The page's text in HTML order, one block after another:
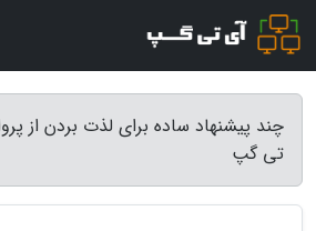
چند پیشنهاد ساده برای لذت بردن از
تی گپ